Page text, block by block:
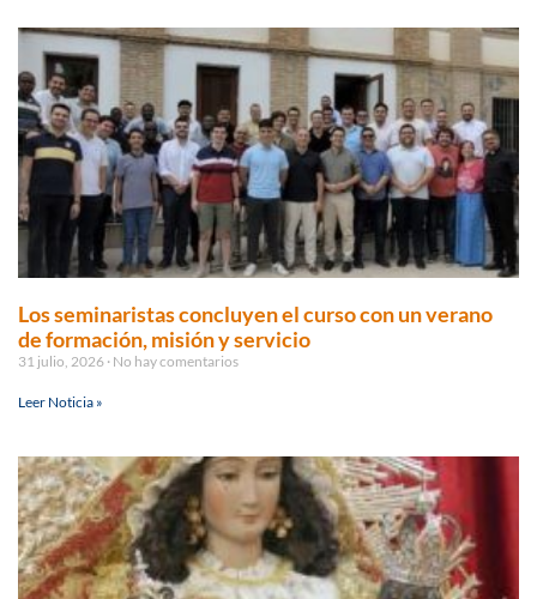
Los seminaristas concluyen el curso con un verano
de formación, misión y servicio
31 julio, 2026 No hay comentarios
Leer Noticia »